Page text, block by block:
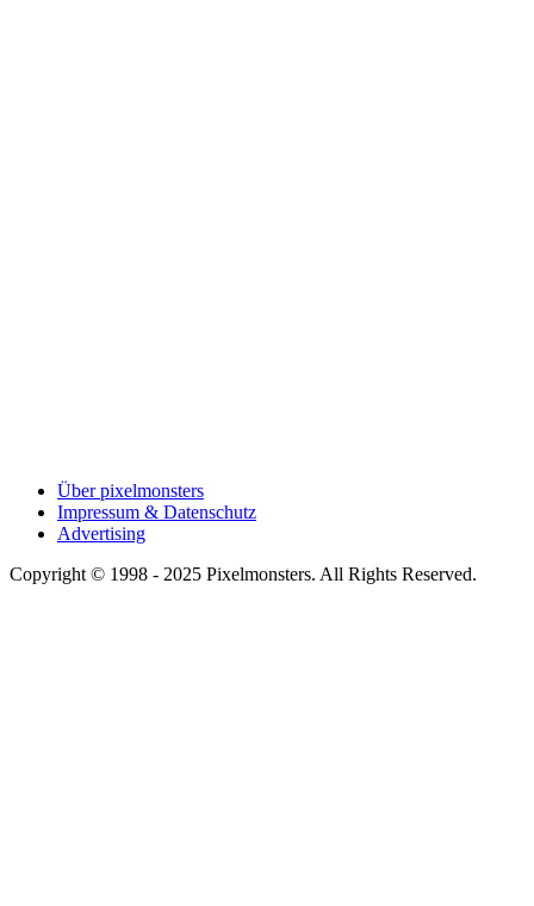
Über pixelmonsters
Impressum & Datenschutz
Advertising
Copyright © 1998 - 2025 Pixelmonsters. All Rights Reserved.